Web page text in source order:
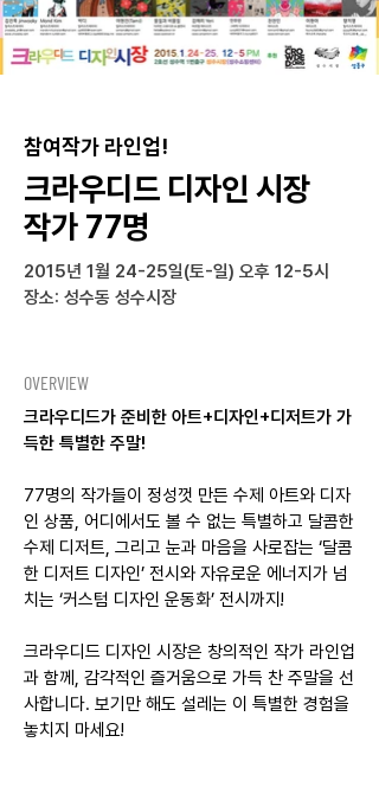
참여작가 라인업!
크라우디드 디자인 시장
작가 77명
2015년 1월 24-25일(토-일) 오후 12-5시
장소: 성수동 성수시장
OVERVIEW
크라우디드가 준비한 아트+디자인+디저트가 가
득한 특별한 주말!
77명의 작가들이 정성껏 만든 수제 아트와 디자
인 상품, 어디에서도 볼 수 없는 특별하고 달콤한
수제 디저트, 그리고 눈과 마음을 사로잡는 ‘달콤
한 디저트 디자인’ 전시와 자유로운 에너지가 넘
치는 ‘커스텀 디자인 운동화’ 전시까지!
크라우디드 디자인 시장은 창의적인 작가 라인업
과 함께, 감각적인 즐거움으로 가득 찬 주말을 선
사합니다. 보기만 해도 설레는 이 특별한 경험을
놓치지 마세요!